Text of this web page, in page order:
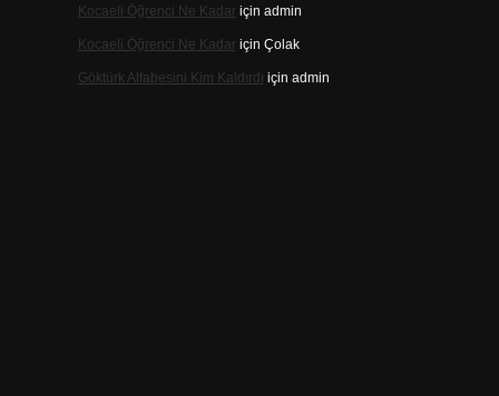
Kocaeli Öğrenci Ne Kadariçin admin
Kocaeli Öğrenci Ne Kadariçin Çolak
Göktürk Alfabesini Kim Kaldırdı için admin